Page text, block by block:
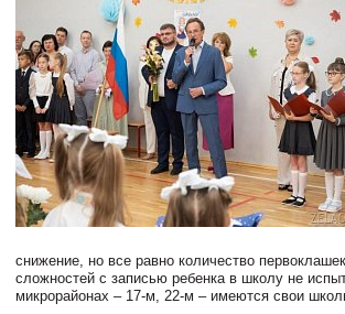
снижение, но все равно количество
сложностей с записью ребенка в школу не
микрорайонах – 17-м, 22-м – имеются свои